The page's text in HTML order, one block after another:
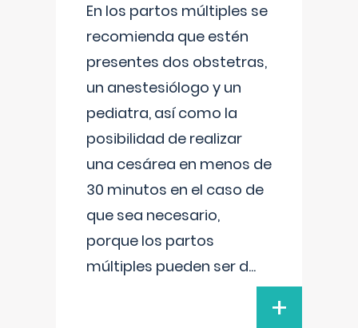
En los partos múltiples se
recomienda que estén
presentes dos obstetras,
un anestesiólogo y un
pediatra, así como la
posibilidad de realizar
una cesárea en menos de
30 minutos en el caso de
que sea necesario,
porque los partos
múltiples pueden ser d...
+